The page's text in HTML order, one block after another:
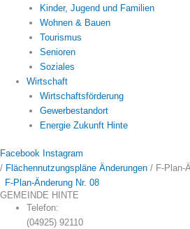
Kinder, Jugend und Familien
Wohnen & Bauen
Tourismus
Senioren
Soziales
Wirtschaft
Wirtschaftsförderung
Gewerbestandort
Energie Zukunft Hinte
Facebook Instagram
/ Flächennutzungspläne Änderungen / F-Plan-
F-Plan-Änderung Nr. 08
GEMEINDE HINTE
Telefon:
(04925) 92110